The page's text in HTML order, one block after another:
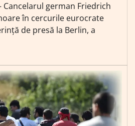
Cancelarul german Friedrich
în cercurile eurocrate
de presă la Berlin, a